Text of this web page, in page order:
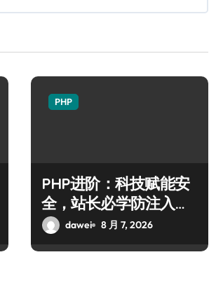
PHP
PHP进阶：科技赋能安
全，站长必学防注入核
心策略
dawei 8 月 7, 2026